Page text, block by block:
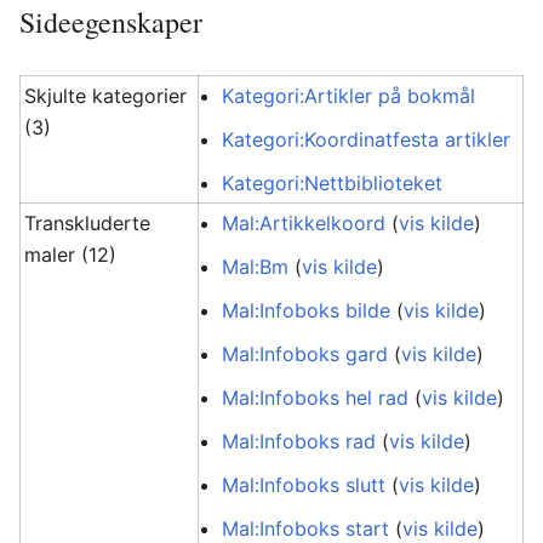
Sideegenskaper
Skjulte kategorier
(3)
Kategori:Artikler på bokmål
Kategori:Koordinatfesta artikler
Kategori:Nettbiblioteket
Transkluderte
maler (12)
Mal:Artikkelkoord (vis kilde)
Mal:Bm (vis kilde)
Mal:Infoboks bilde (vis kilde)
Mal:Infoboks gard (vis kilde)
Mal:Infoboks hel rad (vis kilde)
Mal:Infoboks rad (vis kilde)
Mal:Infoboks slutt (vis kilde)
Mal:Infoboks start (vis kilde)